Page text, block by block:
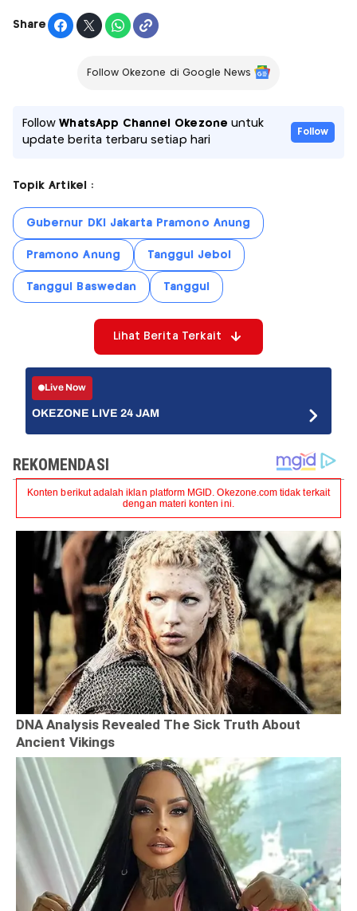
Share
Follow Okezone di Google News
FollowWhatsApp Channel Okezone untuk
update berita terbaru setiap hari
Follow
Topik Artikel :
Gubernur DKI Jakarta Pramono Anung
Pramono Anung Tanggul Jebol
Tanggul Baswedan Tanggul
Lihat Berita Terkait
Live Now
OKEZONE LIVE 24 JAM